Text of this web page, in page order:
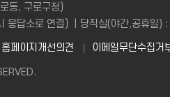
, 구로구청）
답소로 연결）| 당직실(야간,공휴
홈페이지개선의견 이메일무단수집거